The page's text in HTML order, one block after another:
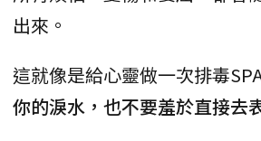
出來。
這就像是給心靈做一次排毒
你的淚水，也不要羞於直接去